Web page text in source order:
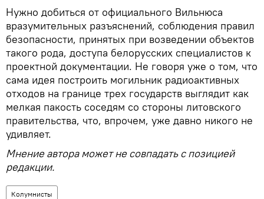
Нужно добиться от официального Вильнюса
вразумительных разъяснений, соблюдения правил
безопасности, принятых при возведении объектов
такого рода, доступа белорусских специалистов к
проектной документации. Не говоря уже о том, что
сама идея построить могильник радиоактивных
отходов на границе трех государств выглядит как
мелкая пакость соседям со стороны литовского
правительства, что, впрочем, уже давно никого не
удивляет.
Мнение автора может не совпадать с позицией
редакции.
Колумнисты